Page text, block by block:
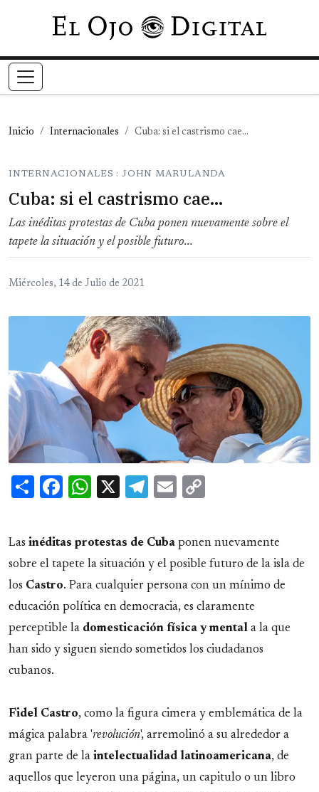
Pasar al contenido principal
Inicio Internacionales Cuba: si el castrismo cae...
INTERNACIONALES : JOHN MARULANDA
Cuba: si el castrismo cae...
Las inéditas protestas de Cuba ponen nuevamente sobre el
tapete la situación y el posible futuro...
Miércoles, 14 de Julio de 2021
ShareFacebook
WhatsApp
X Telegram
Email
Las inéditas protestas de Cuba ponen nuevamente
sobre el tapete la situación y el posible futuro de la isla de
los Castro. Para cualquier persona con un mínimo de
educación política en democracia, es claramente
perceptible la domesticación física y mental a la que
han sido y siguen siendo sometidos los ciudadanos
cubanos.
Fidel Castro, como la figura cimera y emblemática de la
mágica palabra 'revolución', arremolinó a su alrededor a
gran parte de la intelectualidad latinoamericana, de
aquellos que leyeron una página, un capitulo o un libro